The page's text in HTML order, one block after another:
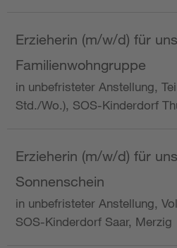
Erzieherin (m/w/d) für
Familienwohngruppe
in unbefristeter Anstellung,
Std./Wo.), SOS-Kinderdorf
Erzieherin (m/w/d) für
Sonnenschein
in unbefristeter Anstellung,
SOS-Kinderdorf Saar, Merzig